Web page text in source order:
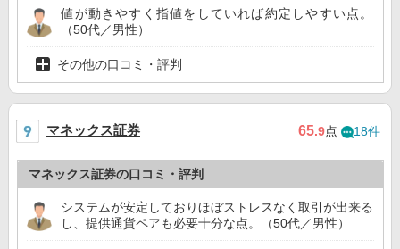
値が動きやすく指値をしていれば約定しやすい点。
（50代／男性）
その他の口コミ・評判
マネックス証券 65.9点 18件
マネックス証券の口コミ・評判
システムが安定しておりほぼストレスなく取引が出来る
し、提供通貨ペアも必要十分な点。（50代／男性）